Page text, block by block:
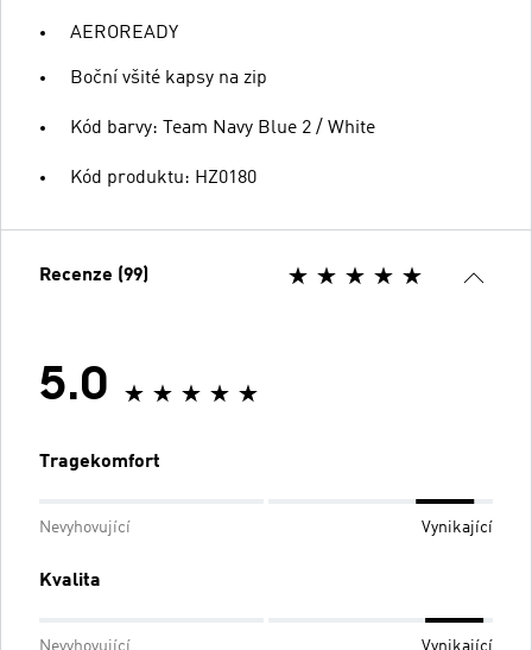
AEROREADY
Boční všité kapsy na zip
Kód barvy: Team Navy Blue 2 / White
Kód produktu: HZ0180
Recenze (99)
5.0
Tragekomfort
Nevyhovující Vynikající
Kvalita
Nevyhovující Vynikající